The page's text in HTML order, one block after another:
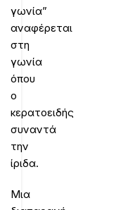
γωνία”
αναφέρεται
στη
γωνία
όπου
ο
κερατοειδής
συναντά
την
ίριδα.
Μια